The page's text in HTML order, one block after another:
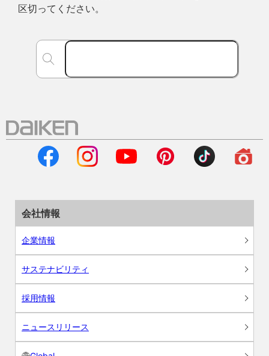
区切ってください。
会社情報
企業情報
サステナビリティ
採用情報
ニュースリリース